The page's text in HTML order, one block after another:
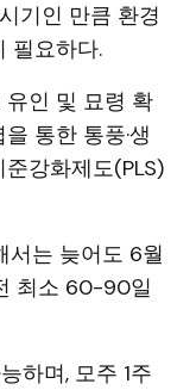
기인 만큼 환경
필요하다.
인 및 묘령 확
통한 통풍·생
강화제도(PLS)
서는 늦어도 6월
최소 60-90일
하며, 모주 1주